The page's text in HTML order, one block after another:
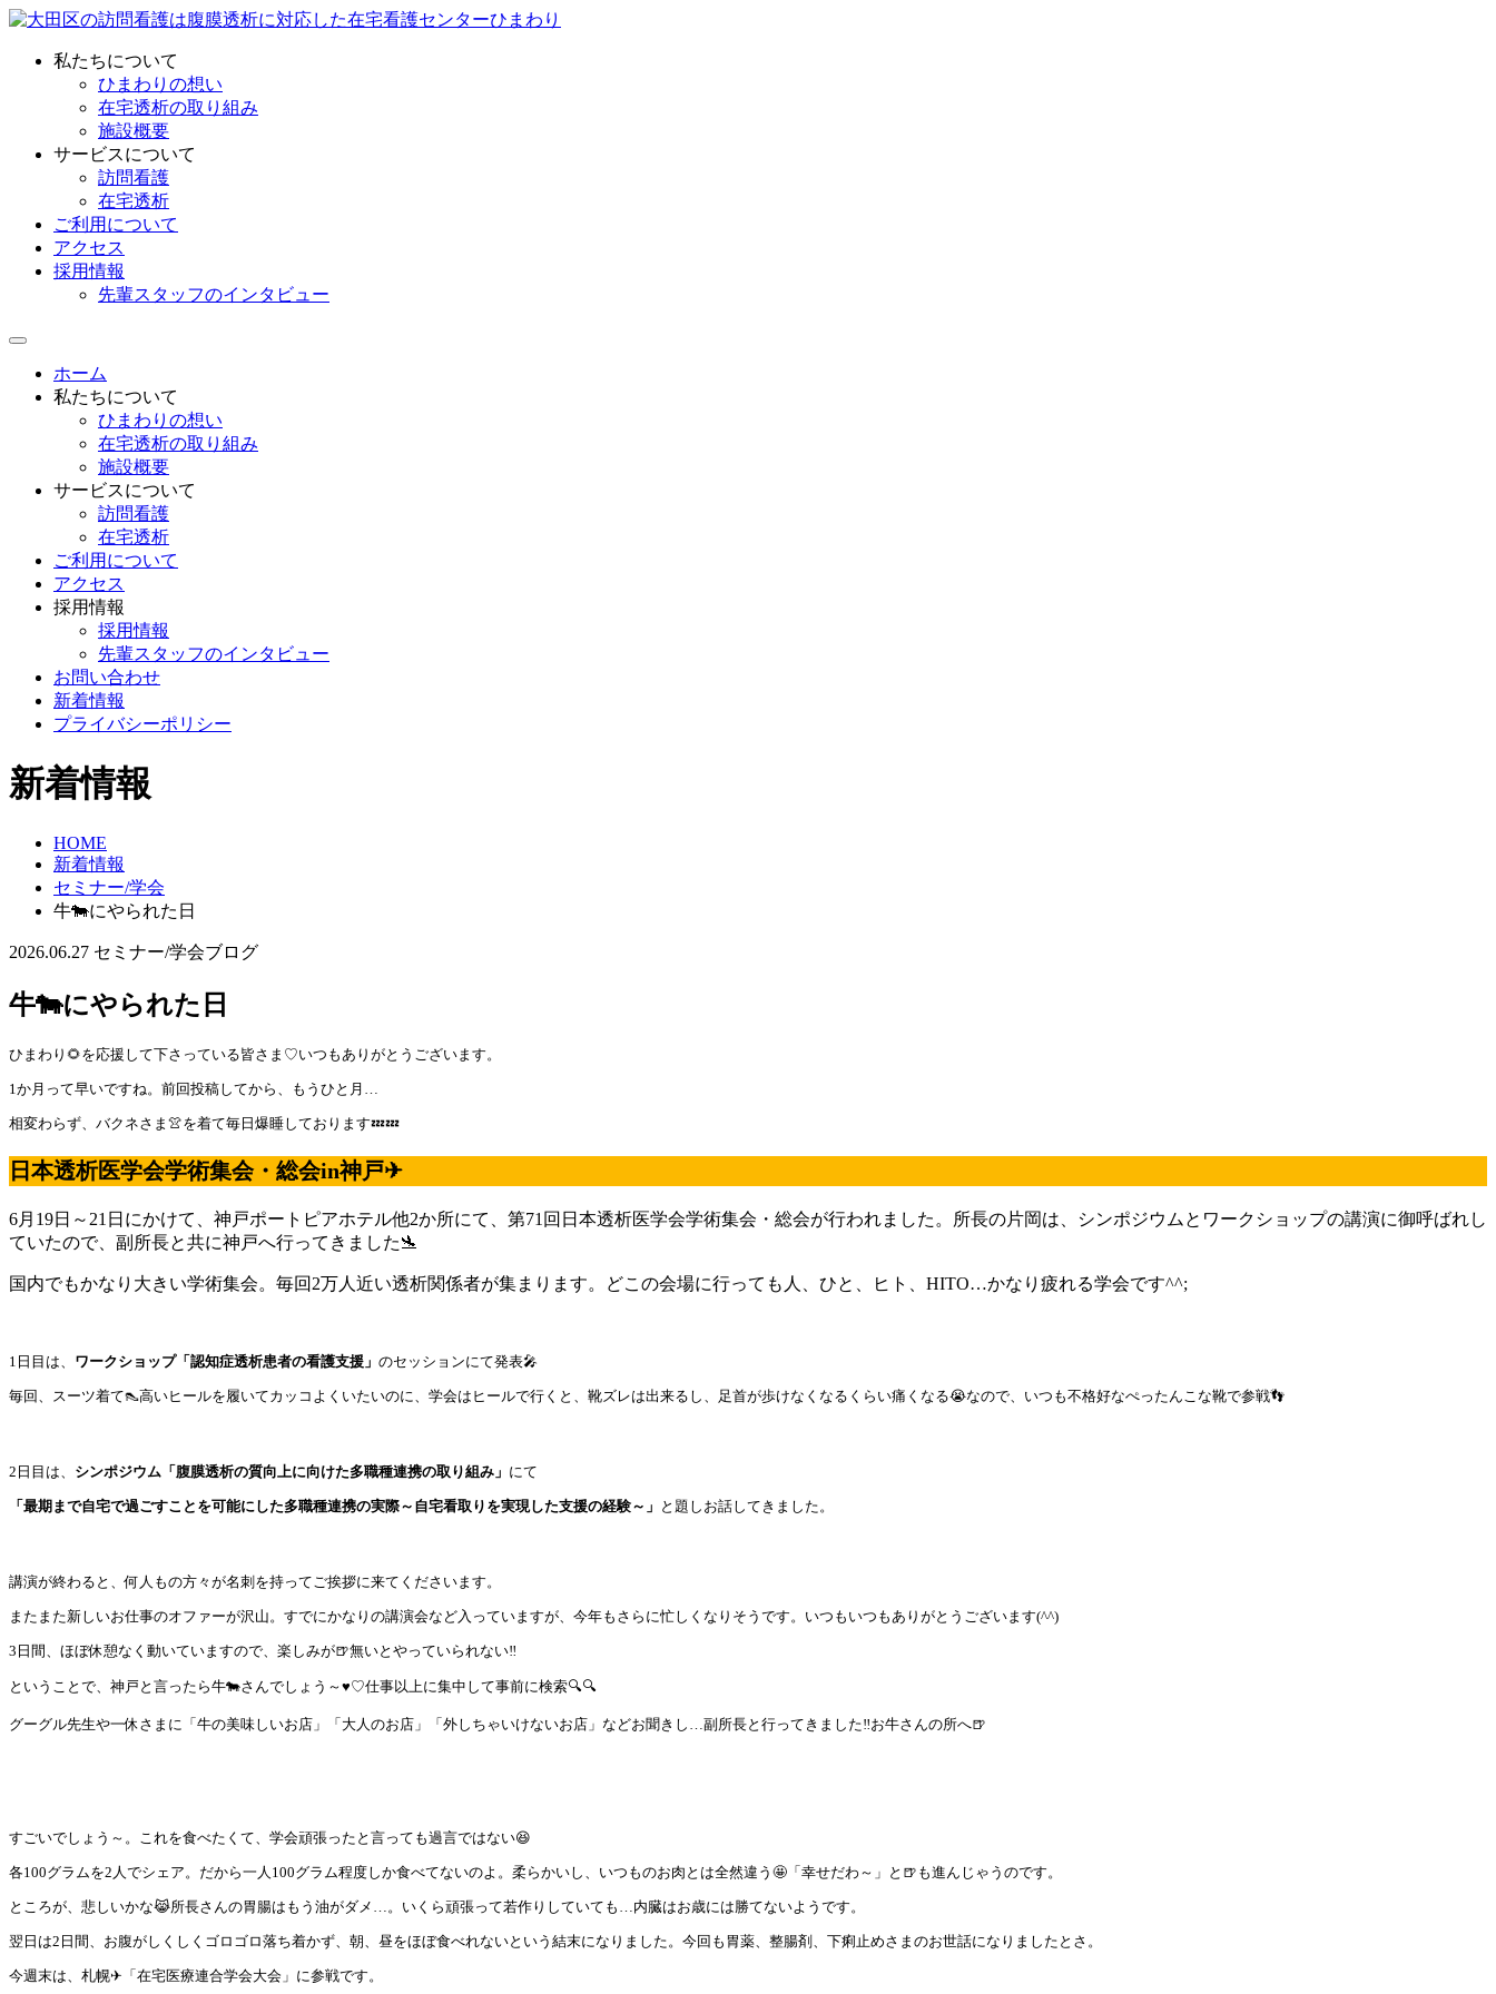
私たちについて
ひまわりの想い
在宅透析の取り組み
施設概要
サービスについて
訪問看護
在宅透析
ご利用について
アクセス
採用情報
先輩スタッフのインタビュー
ホーム
私たちについて
ひまわりの想い
在宅透析の取り組み
施設概要
サービスについて
訪問看護
在宅透析
ご利用について
アクセス
採用情報
採用情報
先輩スタッフのインタビュー
お問い合わせ
新着情報
プライバシーポリシー
新着情報
HOME
新着情報
セミナー/学会
牛🐄にやられた日
2026.06.27 セミナー/学会ブログ
牛🐄にやられた日
ひまわり🌻を応援して下さっている皆さま♡いつもありがとうございます。
1か月って早いですね。前回投稿してから、もうひと月…
相変わらず、バクネさま👚を着て毎日爆睡しております💤💤
日本透析医学会学術集会・総会in神戸✈
6月19日～21日にかけて、神戸ポートピアホテル他2か所にて、第71回日本透析医学会学術集会・総会が行われました。所長の片岡は、シンポジウムとワークショップの講演に御呼ばれし
ていたので、副所長と共に神戸へ行ってきました🛬
国内でもかなり大きい学術集会。毎回2万人近い透析関係者が集まります。どこの会場に行っても人、ひと、ヒト、HITO…かなり疲れる学会です^^;
1日目は、 ワークショップ「認知症透析患者の看護支援」 のセッションにて発表🎤
毎回、スーツ着て👠高いヒールを履いてカッコよくいたいのに、学会はヒールで行くと、靴ズレは出来るし、足首が歩けなくなるくらい痛くなる😭なので、いつも不格好なぺったんこな靴で参戦👣
2日目は、 シンポジウム「腹膜透析の質向上に向けた多職種連携の取り組み」 にて
「最期まで自宅で過ごすことを可能にした多職種連携の実際～自宅看取りを実現した支援の経験～」 と題しお話してきました。
講演が終わると、何人もの方々が名刺を持ってご挨拶に来てくださいます。
またまた新しいお仕事のオファーが沢山。すでにかなりの講演会など入っていますが、今年もさらに忙しくなりそうです。いつもいつもありがとうございます(^^)
3日間、ほぼ休憩なく動いていますので、楽しみが🍺無いとやっていられない‼
ということで、神戸と言ったら牛🐄さんでしょう～♥♡仕事以上に集中して事前に検索🔍🔍
グーグル先生や一休さまに「牛の美味しいお店」「大人のお店」「外しちゃいけないお店」などお聞きし…副所長と行ってきました‼お牛さんの所へ🍺
すごいでしょう～。これを食べたくて、学会頑張ったと言っても過言ではない😆
各100グラムを2人でシェア。だから一人100グラム程度しか食べてないのよ。柔らかいし、いつものお肉とは全然違う🤩「幸せだわ～」と🍺も進んじゃうのです。
ところが、悲しいかな😹所長さんの胃腸はもう油がダメ…。いくら頑張って若作りしていても…内臓はお歳には勝てないようです。
翌日は2日間、お腹がしくしくゴロゴロ落ち着かず、朝、昼をほぼ食べれないという結末になりました。今回も胃薬、整腸剤、下痢止めさまのお世話になりましたとさ。
今週末は、札幌✈「在宅医療連合学会大会」に参戦です。